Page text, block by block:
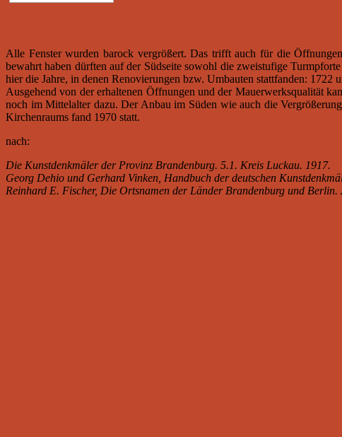
Alle Fenster wurden barock vergrößert. Das trifft auch für die
bewahrt haben dürften auf der Südseite sowohl die zweistufige
hier die Jahre, in denen Renovierungen bzw. Umbauten stattfanden: 1722
Ausgehend von der erhaltenen Öffnungen und der Mauerwerksqualität
noch im Mittelalter dazu. Der Anbau im Süden wie auch die
Kirchenraums fand 1970 statt.
nach:
Die Kunstdenkmäler der Provinz Brandenburg. 5.1. Kreis Luckau. 1917.
Georg Dehio und Gerhard Vinken, Handbuch der deutschen
Reinhard E. Fischer, Die Ortsnamen der Länder Brandenburg und Berlin.